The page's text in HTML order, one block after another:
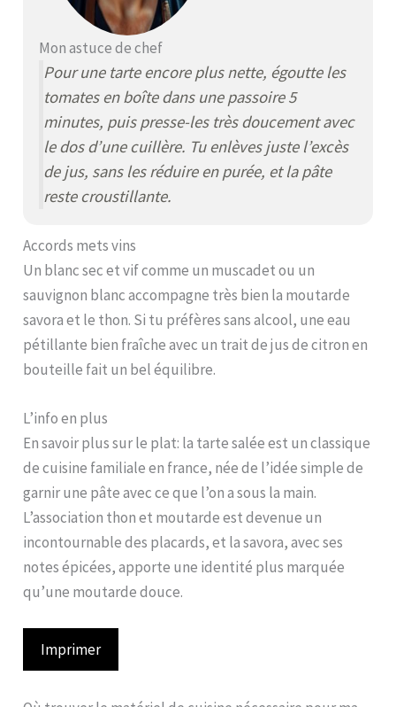
Mon astuce de chef
Pour une tarte encore plus nette, égoutte les
tomates en boîte dans une passoire 5
minutes, puis presse-les très doucement avec
le dos d’une cuillère. Tu enlèves juste l’excès
de jus, sans les réduire en purée, et la pâte
reste croustillante.
Accords mets vins
Un blanc sec et vif comme un muscadet ou un
sauvignon blanc accompagne très bien la moutarde
savora et le thon. Si tu préfères sans alcool, une eau
pétillante bien fraîche avec un trait de jus de citron en
bouteille fait un bel équilibre.
L’info en plus
En savoir plus sur le plat: la tarte salée est un classique
de cuisine familiale en france, née de l’idée simple de
garnir une pâte avec ce que l’on a sous la main.
L’association thon et moutarde est devenue un
incontournable des placards, et la savora, avec ses
notes épicées, apporte une identité plus marquée
qu’une moutarde douce.
Imprimer